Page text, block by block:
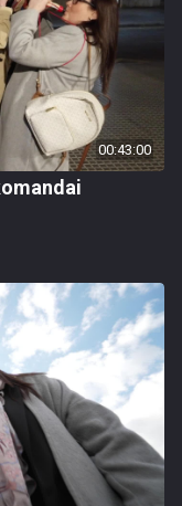
00:43:00